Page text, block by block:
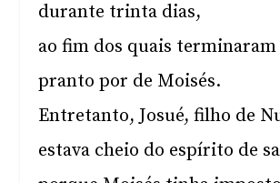
durante trinta dias,
ao fim dos quais terminaram
pranto por de Moisés.
Entretanto, Josué, filho de
estava cheio do espírito de